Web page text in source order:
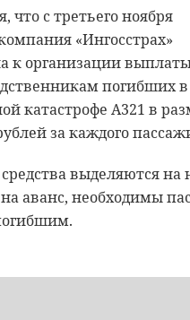
что с третьего ноября
«Ингосстрах»
к организации
погибших в
катастрофе А321 в
за каждого
выделяются на
аванс, необходимы